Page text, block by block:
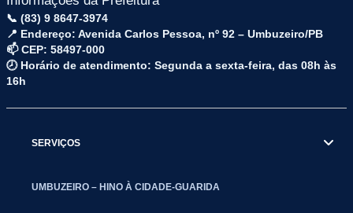
📞 (83) 9 8647-3974
📍 Endereço: Avenida Carlos Pessoa, nº 92 – Umbuzeiro/PB
📫 CEP: 58497-000
🕗 Horário de atendimento: Segunda a sexta-feira, das 08h às
16h
SERVIÇOS
UMBUZEIRO – HINO À CIDADE-GUARIDA